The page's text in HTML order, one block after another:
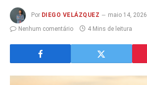
Por DIEGO VELÁZQUEZ
maio 14, 2026
Nenhum comentário
4 Mins de leitura